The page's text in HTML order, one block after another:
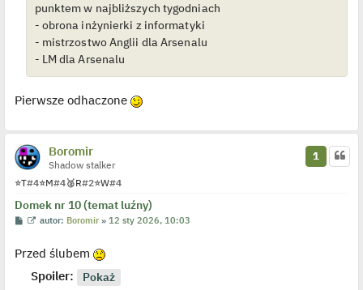
n
c
y
s
punktem w najbliższych tygodniach
- obrona inżynierki z informatyki
- mistrzostwo Anglii dla Arsenalu
- LM dla Arsenalu
Pierwsze odhaczone
Boromir
Shadow stalker
⭐T#4⭐M#4🥈R#2⭐W#4
Domek nr 10 (temat luźny)
1
P
t
W
w
e
t
autor: Boromir »12 sty 2026, 10:03
Przed ślubem
Spoiler: